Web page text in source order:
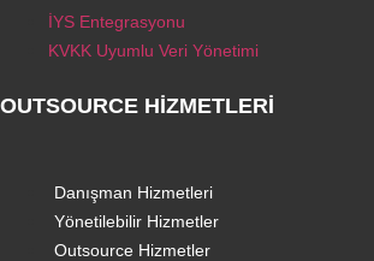
İYS Entegrasyonu
KVKK Uyumlu Veri Yönetimi
OUTSOURCE HİZMETLERİ
Danışman Hizmetleri
Yönetilebilir Hizmetler
Outsource Hizmetler